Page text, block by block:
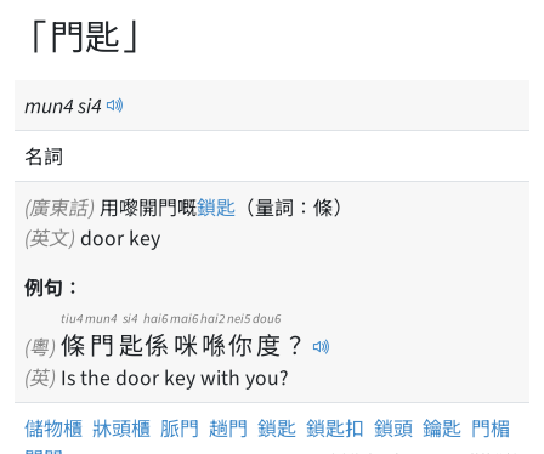
「門匙」
mun4si4
名詞
(廣東話) 用嚟開門嘅鎖匙 （量詞：條）
(英文) door key
例句：
(粵) 條
tiu4
門
mun4
匙
si4
係
hai6
咪
mai6
喺
hai2
你
nei5
度
dou6
？
(英) Is the door key with you?
儲物櫃 牀頭櫃 脈門 趟門 鎖匙 鎖匙扣 鎖頭 鑰匙 門楣